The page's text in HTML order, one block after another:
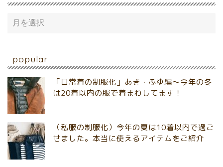
popular
「日常着の制服化」あき・ふゆ編～今年の冬
は20着以内の服で着まわしてます！
（私服の制服化）今年の夏は10着以内で過ご
せました。本当に使えるアイテムをご紹介